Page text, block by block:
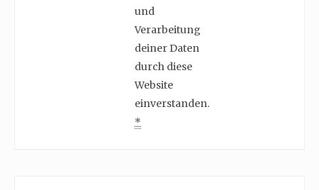
und
Verarbeitung
deiner Daten
durch diese
Website
einverstanden.
*